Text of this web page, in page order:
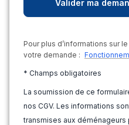
Pour plus d’informations sur
votre demande :
* Champs obligatoires
La soumission de ce
nos CGV. Les informations
transmises aux déménageurs